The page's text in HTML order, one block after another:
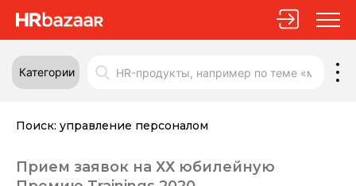
Категории
Поиск: управление персоналом
Прием заявок на ХХ юбилейную